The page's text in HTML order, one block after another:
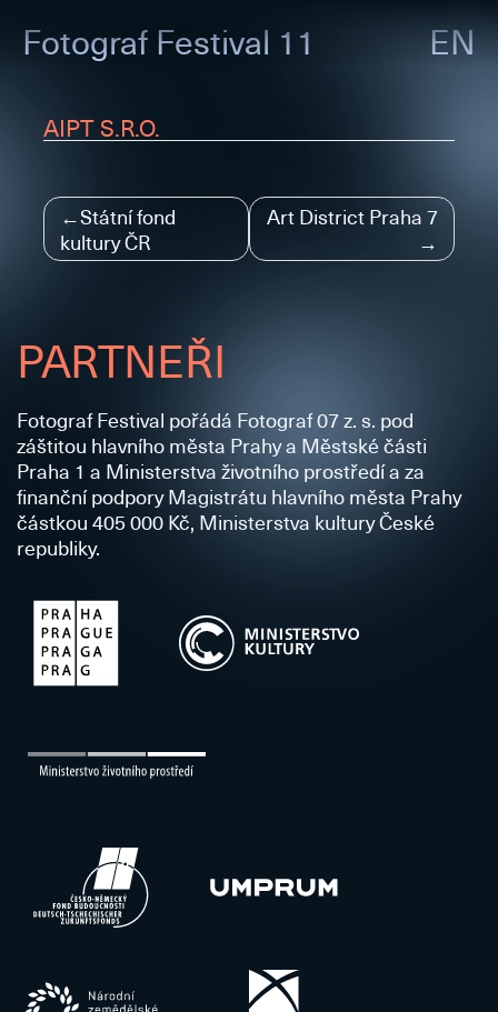
Fotograf Festival 11 EN
AIPT S.R.O.
Navigace
pro
Státní fond
kultury ČR
Art District Praha 7
PARTNEŘI
Fotograf Festival pořádá Fotograf 07 z. s. pod
záštitou hlavního města Prahy a Městské části
Praha 1 a Ministerstva životního prostředí a za
finanční podpory Magistrátu hlavního města Prahy
částkou 405 000 Kč, Ministerstva kultury České
republiky.